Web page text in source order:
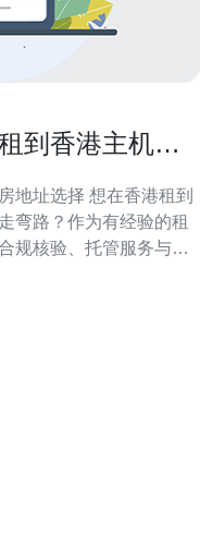
到香港主机房
想在香港租到
弯路？作为有经验的租
规核验、托管服务与实
直接关系到业务连续性